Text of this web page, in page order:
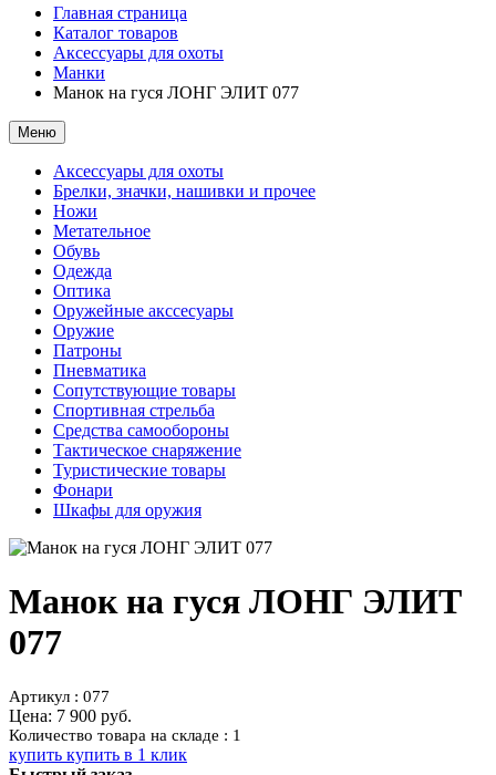
Главная страница
Каталог товаров
Аксессуары для охоты
Манки
Манок на гуся ЛОНГ ЭЛИТ 077
Меню
Аксессуары для охоты
Брелки, значки, нашивки и прочее
Ножи
Метательное
Обувь
Одежда
Оптика
Оружейные акссесуары
Оружие
Патроны
Пневматика
Сопутствующие товары
Спортивная стрельба
Средства самообороны
Тактическое снаряжение
Туристические товары
Фонари
Шкафы для оружия
Манок на гуся ЛОНГ ЭЛИТ
077
Артикул : 077
Цена: 7 900 руб.
Количество товара на складе : 1
купить купить в 1 клик